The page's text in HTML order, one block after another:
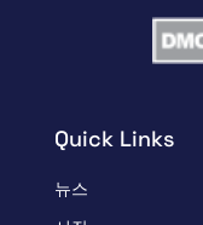
Quick Links
뉴스